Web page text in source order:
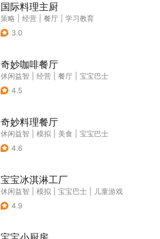
国际料理主厨
策略 经营 餐厅
学习教育
3.0
奇妙咖啡餐厅
休闲益智 经营 餐厅
宝宝巴士
4.5
奇妙料理餐厅
休闲益智 模拟 美食
宝宝巴士
4.6
宝宝冰淇淋工厂
休闲益智 模拟 宝宝巴士
儿童游戏
4.9